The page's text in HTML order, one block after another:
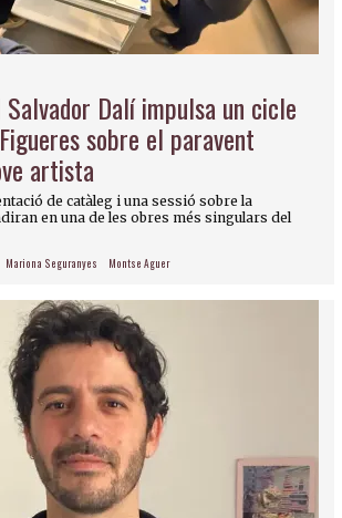
Salvador Dalí impulsa un cicle
sobre el paravent
artista
de catàleg i una sessió sobre la
en una de les obres més singulars del
Mariona Seguranyes Montse Aguer